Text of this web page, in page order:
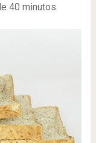
40 minutos.